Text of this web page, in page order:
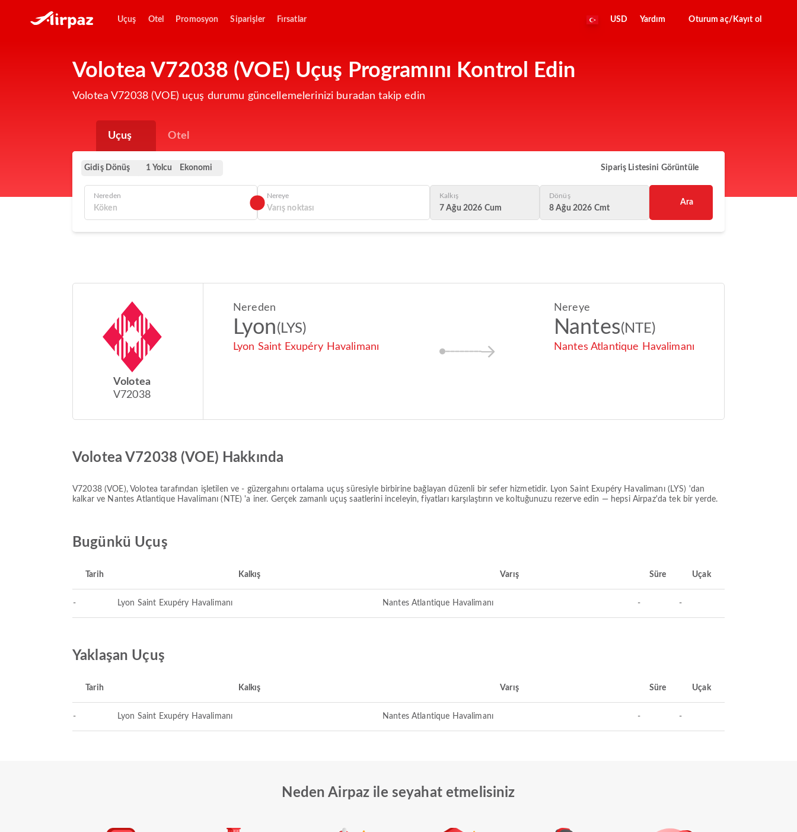
Uçuş Otel Promosyon Siparişler Fırsatlar USD Yardım Oturum aç/Kayıt ol
Volotea V72038 (VOE) Uçuş Programını Kontrol Edin
Volotea V72038 (VOE) uçuş durumu güncellemelerinizi buradan takip edin
Uçuş Otel
Gidiş Dönüş 1 Yolcu Ekonomi Sipariş Listesini Görüntüle
Nereden Nereye Kalkış
7 Ağu 2026 Cum
Dönüş
8 Ağu 2026 Cmt
Ara
Volotea
V72038
Nereden
Lyon(LYS)
Lyon Saint Exupéry Havalimanı
Nereye
Nantes(NTE)
Nantes Atlantique Havalimanı
Volotea V72038 (VOE) Hakkında
V72038(VOE), Volotea tarafından işletilen ve - güzergahını ortalama uçuş süresiyle birbirine bağlayan düzenli bir sefer hizmetidir. Lyon Saint Exupéry Havalimanı (LYS) 'dan
kalkar ve Nantes Atlantique Havalimanı (NTE) 'a iner. Gerçek zamanlı uçuş saatlerini inceleyin, fiyatları karşılaştırın ve koltuğunuzu rezerve edin — hepsi Airpaz'da tek bir yerde.
Bugünkü Uçuş
Tarih Kalkış Varış Süre Uçak
- Lyon Saint Exupéry Havalimanı Nantes Atlantique Havalimanı - -
Yaklaşan Uçuş
Tarih Kalkış Varış Süre Uçak
- Lyon Saint Exupéry Havalimanı Nantes Atlantique Havalimanı - -
Neden Airpaz ile seyahat etmelisiniz